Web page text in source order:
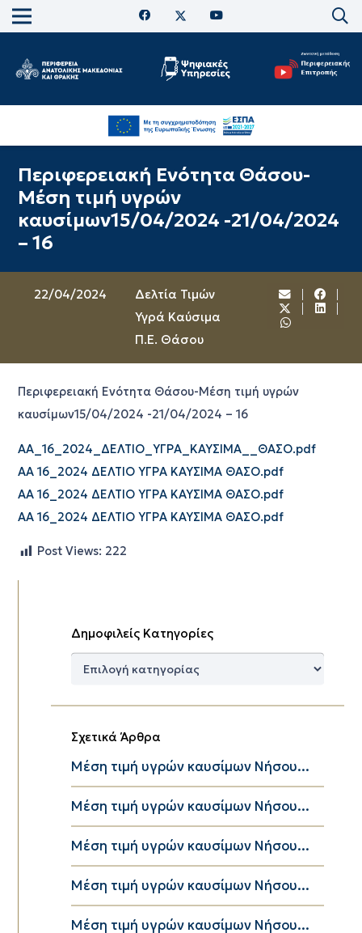
Περιφερειακή Ενότητα Θάσου-
Μέση τιμή υγρών
καυσίμων15/04/2024 -21/04/2024
– 16
22/04/2024
Δελτία Τιμών
Υγρά Καύσιμα
Π.Ε. Θάσου
Περιφερειακή Ενότητα Θάσου-Μέση τιμή υγρών
καυσίμων15/04/2024 -21/04/2024 – 16
AA_16_2024_ΔΕΛΤΙΟ_ΥΓΡΑ_ΚΑΥΣΙΜΑ__ΘΑΣΟ.pdf
AA 16_2024 ΔΕΛΤΙΟ ΥΓΡΑ ΚΑΥΣΙΜΑ ΘΑΣΟ.pdf
AA 16_2024 ΔΕΛΤΙΟ ΥΓΡΑ ΚΑΥΣΙΜΑ ΘΑΣΟ.pdf
AA 16_2024 ΔΕΛΤΙΟ ΥΓΡΑ ΚΑΥΣΙΜΑ ΘΑΣΟ.pdf
Post Views: 222
Δημοφιλείς Κατηγορίες
Δημοφιλείς
Σχετικά Άρθρα
Μέση τιμή υγρών καυσίμων Νήσου...
Μέση τιμή υγρών καυσίμων Νήσου...
Μέση τιμή υγρών καυσίμων Νήσου...
Μέση τιμή υγρών καυσίμων Νήσου...
Μέση τιμή υγρών καυσίμων Νήσου...